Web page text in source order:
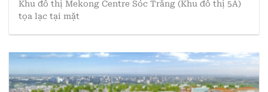
Khu đô thị Mekong Centre Sóc Trăng (Khu đô thị 5A)
tọa lạc tại mặt